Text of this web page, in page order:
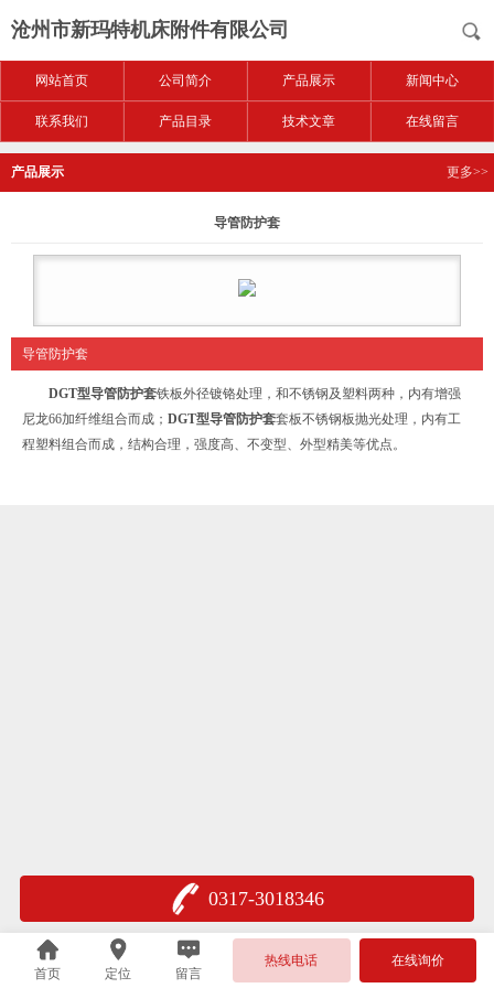
沧州市新玛特机床附件有限公司
网站首页 公司简介 产品展示 新闻中心
联系我们 产品目录 技术文章 在线留言
产品展示 更多>>
导管防护套
导管防护套
DGT型导管防护套铁板外径镀铬处理，和不锈钢及塑料两种，内有增强
尼龙66加纤维组合而成； DGT型导管防护套套板不锈钢板抛光处理，内有工
程塑料组合而成，结构合理，强度高、不变型、外型精美等优点。
0317-3018346
首页 定位 留言
热线电话 在线询价